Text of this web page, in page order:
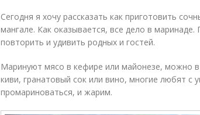
Сегодня я хочу рассказать как приготовить
мангале. Как оказывается, все дело в
повторить и удивить родных и гостей.
Маринуют мясо в кефире или майонезе, можно
киви, гранатовый сок или вино, многие любят с
промариноваться, и жарим.